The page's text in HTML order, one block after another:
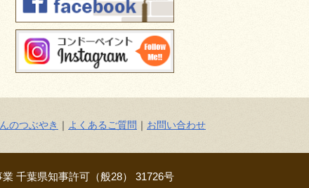
のつぶやき ｜ よくあるご質問 ｜ お問い合わせ
千葉県知事許可（般28） 31726号